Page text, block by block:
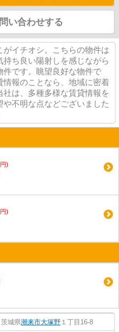
い合わせする
がイチオシ。こちらの物件は
ち良い陽射しを感じながら
です。眺望良好な物件で
報のことなら、地域に密着
は、多種多様な賃貸情報を
不明な点などございました
)
)
茨城県潮来市大塚野 １丁目16-8